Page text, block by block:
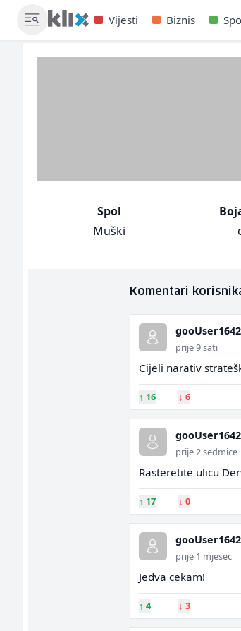
Vijesti Biznis
Spol
Muški
Komentari
prije 9 sati
Cijeli narativ
↑ 16 ↓ 6
prije 2 sedmice
Rasteretite ulicu
↑ 17 ↓ 0
prije 1 mjesec
Jedva cekam!
↑ 4 ↓ 3